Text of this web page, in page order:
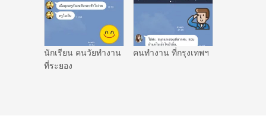
นักเรียน คนวัยทำงาน
ที่ระยอง
คนทำงาน ที่กรุงเทพฯ